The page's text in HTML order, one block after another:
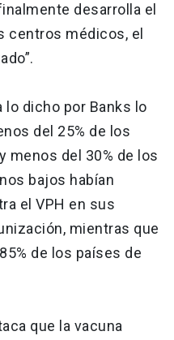
desarrolla el
centros médicos, el
lo dicho por Banks lo
del 25% de los
menos del 30% de los
bajos habían
el VPH en sus
mientras que
de los países de
que la vacuna